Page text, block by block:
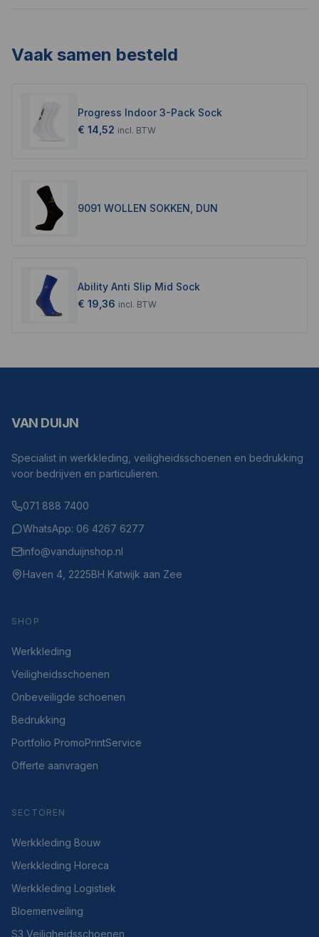
Vaak samen besteld
Progress Indoor 3-Pack Sock
€ 14,52 incl. BTW
9091 WOLLEN SOKKEN, DUN
Ability Anti Slip Mid Sock
€ 19,36 incl. BTW
VAN DUIJN
Specialist in werkkleding, veiligheidsschoenen en bedrukking
voor bedrijven en particulieren.
071 888 7400
WhatsApp: 06 4267 6277
info@vanduijnshop.nl
Haven 4, 2225BH Katwijk aan Zee
SHOP
Werkkleding
Veiligheidsschoenen
Onbeveiligde schoenen
Bedrukking
Portfolio PromoPrintService
Offerte aanvragen
SECTOREN
Werkkleding Bouw
Werkkleding Horeca
Werkkleding Logistiek
Bloemenveiling
S3 Veiligheidsschoenen